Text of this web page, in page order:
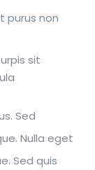
purus non
sit
Sed
Nulla eget
Sed quis